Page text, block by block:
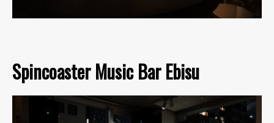
Spincoaster Music Bar Ebisu